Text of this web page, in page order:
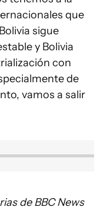
que
sigue
y Bolivia
con
de
vamos a salir
de BBC News